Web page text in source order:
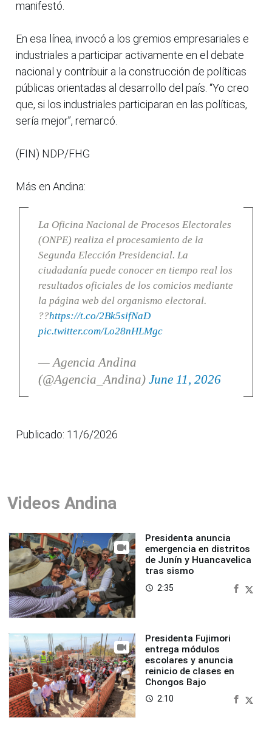
manifestó.
En esa línea, invocó a los gremios empresariales e
industriales a participar activamente en el debate
nacional y contribuir a la construcción de políticas
públicas orientadas al desarrollo del país. “Yo creo
que, si los industriales participaran en las políticas,
sería mejor”, remarcó.
(FIN) NDP/FHG
Más en Andina:
La Oficina Nacional de Procesos Electorales
(ONPE) realiza el procesamiento de la
Segunda Elección Presidencial. La
ciudadanía puede conocer en tiempo real los
resultados oficiales de los comicios mediante
la página web del organismo electoral.
??https://t.co/2Bk5sifNaD
pic.twitter.com/Lo28nHLMgc
— Agencia Andina
(@Agencia_Andina) June 11, 2026
Publicado: 11/6/2026
Videos Andina
Presidenta anuncia
emergencia en distritos
de Junín y Huancavelica
tras sismo
access_time 2:35
Presidenta Fujimori
entrega módulos
escolares y anuncia
reinicio de clases en
Chongos Bajo
access_time 2:10